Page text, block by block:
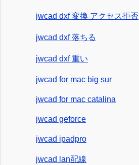
jwcad dxf 変換 アクセス拒否
jwcad dxf 落ちる
jwcad dxf 重い
jwcad for mac big sur
jwcad for mac catalina
jwcad geforce
jwcad ipadpro
jwcad lan配線